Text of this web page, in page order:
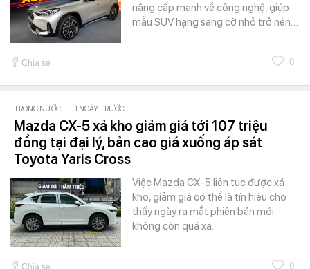
nâng cấp mạnh về công nghệ, giúp
mẫu SUV hạng sang cỡ nhỏ trở nên…
Chia sẻ 0
TRONG NƯỚC - 1 NGÀY TRƯỚC
Mazda CX-5 xả kho giảm giá tới 107 triệu
đồng tại đại lý, bản cao giá xuống áp sát
Toyota Yaris Cross
Việc Mazda CX-5 liên tục được xả
kho, giảm giá có thể là tín hiệu cho
thấy ngày ra mắt phiên bản mới
không còn quá xa.
Chia sẻ 0